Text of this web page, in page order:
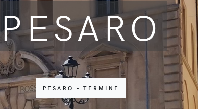
PESARO
PESARO - TERMINE